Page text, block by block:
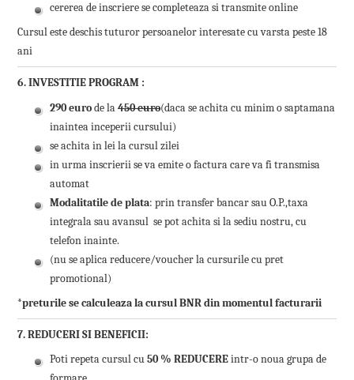
cererea de inscriere se completeaza si transmite online
Cursul este deschis tuturor persoanelor interesate cu varsta peste 18
ani
6. INVESTITIE PROGRAM :
290 eurode la450 euro(daca se achita cu minim o saptamana
inaintea inceperii cursului)
se achita in lei la cursul zilei
in urma inscrierii se va emite o factura care va fi transmisa
automat
Modalitatile de plata: prin transfer bancar sau O.P.,taxa
integrala sau avansul se pot achita si la sediu nostru, cu
telefon inainte.
(nu se aplica reducere/voucher la cursurile cu pret
promotional)
*preturile se calculeaza la cursul BNR din momentul facturarii
7. REDUCERI SI BENEFICII:
Poti repeta cursul cu50 % REDUCEREintr-o noua grupa de